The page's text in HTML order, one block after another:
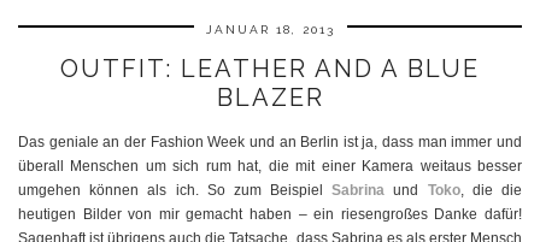
JANUAR 18, 2013
OUTFIT: LEATHER AND A BLUE
BLAZER
Das geniale an der Fashion Week und an Berlin ist ja, dass man immer und
überall Menschen um sich rum hat, die mit einer Kamera weitaus besser
umgehen können als ich. So zum BeispielSabrina und Toko, die die
heutigen Bilder von mir gemacht haben – ein riesengroßes Danke dafür!
Sagenhaft ist übrigens auch die Tatsache, dass Sabrina es als erster Mensch